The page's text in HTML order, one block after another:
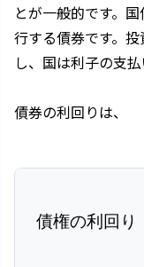
とが一般的です。
行する債券です。
し、国は利子の支
債券の利回りは、
債権の利回り